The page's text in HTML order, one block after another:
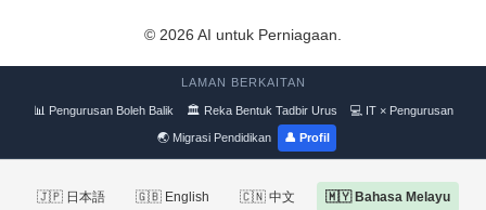
© 2026 AI untuk Perniagaan.
LAMAN BERKAITAN
📊 Pengurusan Boleh Balik 🏛 Reka Bentuk Tadbir Urus 💻 IT × Pengurusan
🌏 Migrasi Pendidikan 👤 Profil
🇯🇵 日本語 🇬🇧 English 🇨🇳 中文 🇲🇾 Bahasa Melayu